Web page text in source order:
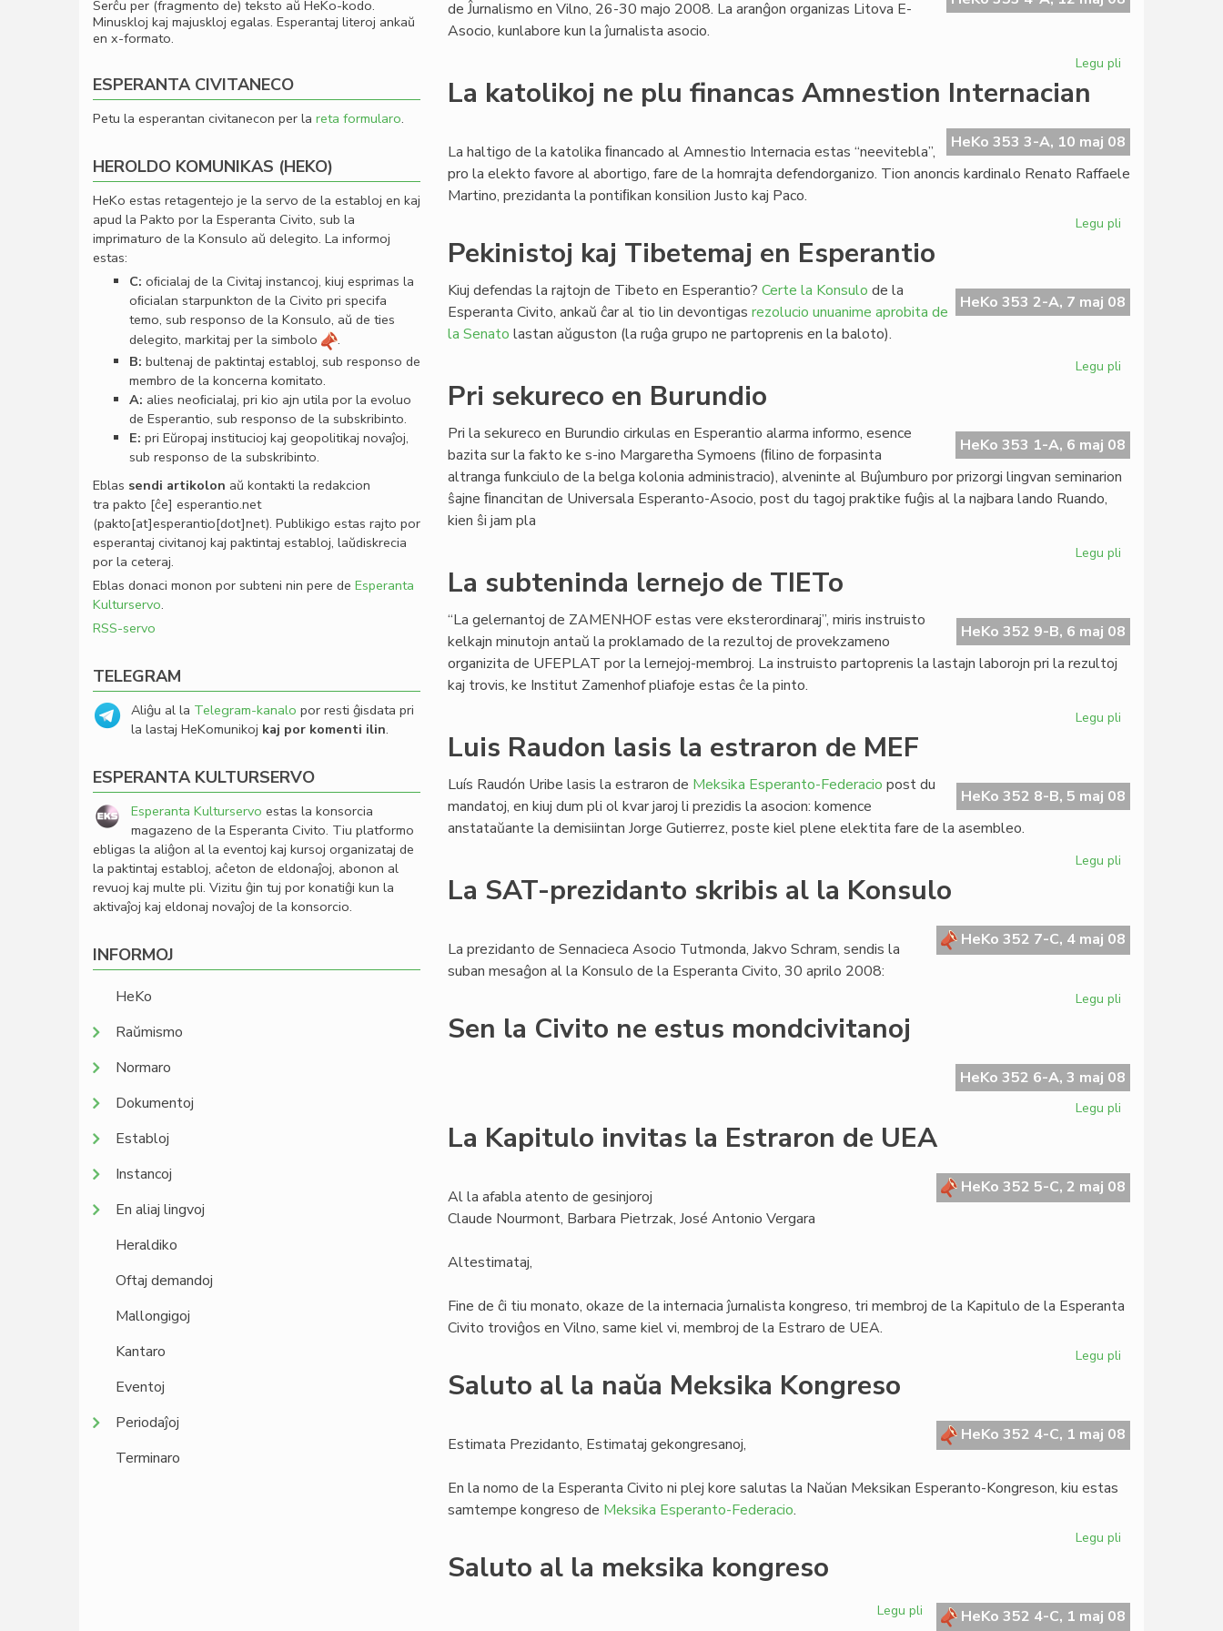
de Ĵurnalismo en Vilno, 26-30 majo 2008. La aranĝon organizas Litova E-
Asocio, kunlabore kun la ĵurnalista asocio.
Legu pli
en
Vilno
La katolikoj ne plu financas Amnestion Internacian
HeKo 353 3-A, 10 maj 08
La haltigo de la katolika ﬁnancado al Amnestio Internacia estas “neevitebla”,
pro la elekto favore al abortigo, fare de la homrajta defendorganizo. Tion anoncis kardinalo Renato Raffaele
Martino, prezidanta la pontiﬁkan konsilion Justo kaj Paco.
Legu pli
plu
financas
Pekinistoj kaj Tibetemaj en Esperantio
HeKo 353 2-A, 7 maj 08
Kiuj defendas la rajtojn de Tibeto en Esperantio? Certe la Konsulo de la
Esperanta Civito, ankaŭ ĉar al tio lin devontigas rezolucio unuanime aprobita de
la Senato lastan aŭguston (la ruĝa grupo ne partoprenis en la baloto).
Legu pli
en
Esperantio
Pri sekureco en Burundio
HeKo 353 1-A, 6 maj 08
Pri la sekureco en Burundio cirkulas en Esperantio alarma informo, esence
bazita sur la fakto ke s-ino Margaretha Symoens (ﬁlino de forpasinta
altranga funkciulo de la belga kolonia administracio), alveninte al Buĵumburo por prizorgi lingvan seminarion
ŝajne ﬁnancitan de Universala Esperanto-Asocio, post du tagoj praktike fuĝis al la najbara lando Ruando,
kien ŝi jam pla
Legu pli
Burundio
La subteninda lernejo de TIETo
HeKo 352 9-B, 6 maj 08
“La gelernantoj de ZAMENHOF estas vere eksterordinaraj”, miris instruisto
kelkajn minutojn antaŭ la proklamado de la rezultoj de provekzameno
organizita de UFEPLAT por la lernejoj-membroj. La instruisto partoprenis la lastajn laborojn pri la rezultoj
kaj trovis, ke Institut Zamenhof pliafoje estas ĉe la pinto.
Legu pli
de
TIETo
Luis Raudon lasis la estraron de MEF
HeKo 352 8-B, 5 maj 08
Luís Raudón Uribe lasis la estraron de Meksika Esperanto-Federacio post du
mandatoj, en kiuj dum pli ol kvar jaroj li prezidis la asocion: komence
anstataŭante la demisiintan Jorge Gutierrez, poste kiel plene elektita fare de la asembleo.
Legu pli
la
estraron
La SAT-prezidanto skribis al la Konsulo
HeKo 352 7-C, 4 maj 08
La prezidanto de Sennacieca Asocio Tutmonda, Jakvo Schram, sendis la
suban mesaĝon al la Konsulo de la Esperanta Civito, 30 aprilo 2008:
Legu pli
skribis
al
Sen la Civito ne estus mondcivitanoj
HeKo 352 6-A, 3 maj 08
Legu pli
ne
estus
La Kapitulo invitas la Estraron de UEA
HeKo 352 5-C, 2 maj 08
Al la afabla atento de gesinjoroj
Claude Nourmont, Barbara Pietrzak, José Antonio Vergara
Altestimataj,
Fine de ĉi tiu monato, okaze de la internacia ĵurnalista kongreso, tri membroj de la Kapitulo de la Esperanta
Civito troviĝos en Vilno, same kiel vi, membroj de la Estraro de UEA.
Legu pli
la
Estraron
Saluto al la naŭa Meksika Kongreso
HeKo 352 4-C, 1 maj 08
Estimata Prezidanto, Estimataj gekongresanoj,
En la nomo de la Esperanta Civito ni plej kore salutas la Naŭan Meksikan Esperanto-Kongreson, kiu estas
samtempe kongreso de Meksika Esperanto-Federacio.
Legu pli
naŭa
Saluto al la meksika kongreso
HeKo 352 4-C, 1 maj 08
Legu pli
Serĉu per (fragmento de) teksto aŭ HeKo-kodo.
Minuskloj kaj majuskloj egalas. Esperantaj literoj ankaŭ
en x-formato.
ESPERANTA CIVITANECO
Petu la esperantan civitanecon per la reta formularo.
HEROLDO KOMUNIKAS (HEKO)
HeKo estas retagentejo je la servo de la establoj en kaj
apud la Pakto por la Esperanta Civito, sub la
imprimaturo de la Konsulo aŭ delegito. La informoj
estas:
C: oﬁcialaj de la Civitaj instancoj, kiuj esprimas la
oﬁcialan starpunkton de la Civito pri specifa
temo, sub responso de la Konsulo, aŭ de ties
delegito, markitaj per la simbolo
.
B: bultenaj de paktintaj establoj, sub responso de
membro de la koncerna komitato.
A: alies neoﬁcialaj, pri kio ajn utila por la evoluo
de Esperantio, sub responso de la subskribinto.
E: pri Eŭropaj institucioj kaj geopolitikaj novaĵoj,
sub responso de la subskribinto.
Eblas sendi artikolon aŭ kontakti la redakcion
tra pakto [ĉe] esperantio.net
(pakto[at]esperantio[dot]net). Publikigo estas rajto por
esperantaj civitanoj kaj paktintaj establoj, laŭdiskrecia
por la ceteraj.
Eblas donaci monon por subteni nin pere de Esperanta
Kulturservo.
RSS-servo
TELEGRAM
Aliĝu al la Telegram-kanalo por resti ĝisdata pri
la lastaj HeKomunikoj kaj por komenti ilin.
ESPERANTA KULTURSERVO
Esperanta Kulturservo estas la konsorcia
magazeno de la Esperanta Civito. Tiu platformo
ebligas la aliĝon al la eventoj kaj kursoj organizataj de
la paktintaj establoj, aĉeton de eldonaĵoj, abonon al
revuoj kaj multe pli. Vizitu ĝin tuj por konatiĝi kun la
aktivaĵoj kaj eldonaj novaĵoj de la konsorcio.
INFORMOJ
HeKo
Raŭmismo
Normaro
Dokumentoj
Establoj
Instancoj
En aliaj lingvoj
Heraldiko
Oftaj demandoj
Mallongigoj
Kantaro
Eventoj
Periodaĵoj
Terminaro